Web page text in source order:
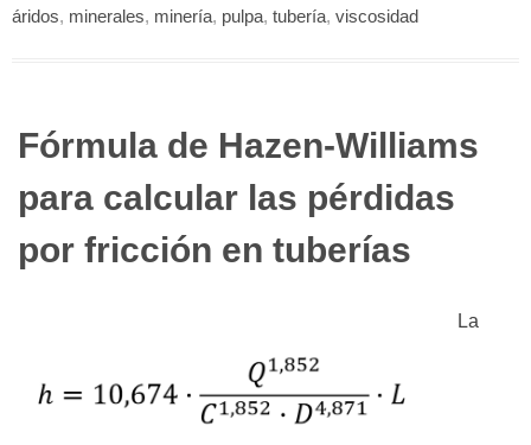
áridos, minerales, minería, pulpa, tubería, viscosidad
Fórmula de Hazen-Williams
para calcular las pérdidas
por fricción en tuberías
La